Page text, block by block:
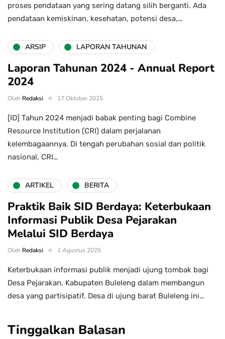
proses pendataan yang sering datang silih berganti. Ada
pendataan kemiskinan, kesehatan, potensi desa,…
ARSIP LAPORAN TAHUNAN
Laporan Tahunan 2024 - Annual Report
2024
Oleh Redaksi 17 Oktober 2025
[ID] Tahun 2024 menjadi babak penting bagi Combine
Resource Institution (CRI) dalam perjalanan
kelembagaannya. Di tengah perubahan sosial dan politik
nasional, CRI…
ARTIKEL BERITA
Praktik Baik SID Berdaya: Keterbukaan
Informasi Publik Desa Pejarakan
Melalui SID Berdaya
Oleh Redaksi 1 Agustus 2025
Keterbukaan informasi publik menjadi ujung tombak bagi
Desa Pejarakan, Kabupaten Buleleng dalam membangun
desa yang partisipatif. Desa di ujung barat Buleleng ini…
Tinggalkan Balasan